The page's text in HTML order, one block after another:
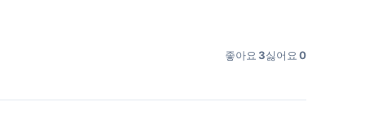
좋아요3싫어요0